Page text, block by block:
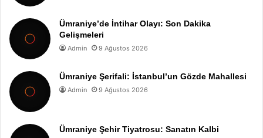
Ümraniye’de İntihar Olayı: Son Dakika
Gelişmeleri
Admin 9 Ağustos 2026
Ümraniye Şerifali: İstanbul’un Gözde Mahallesi
Admin 9 Ağustos 2026
Ümraniye Şehir Tiyatrosu: Sanatın Kalbi